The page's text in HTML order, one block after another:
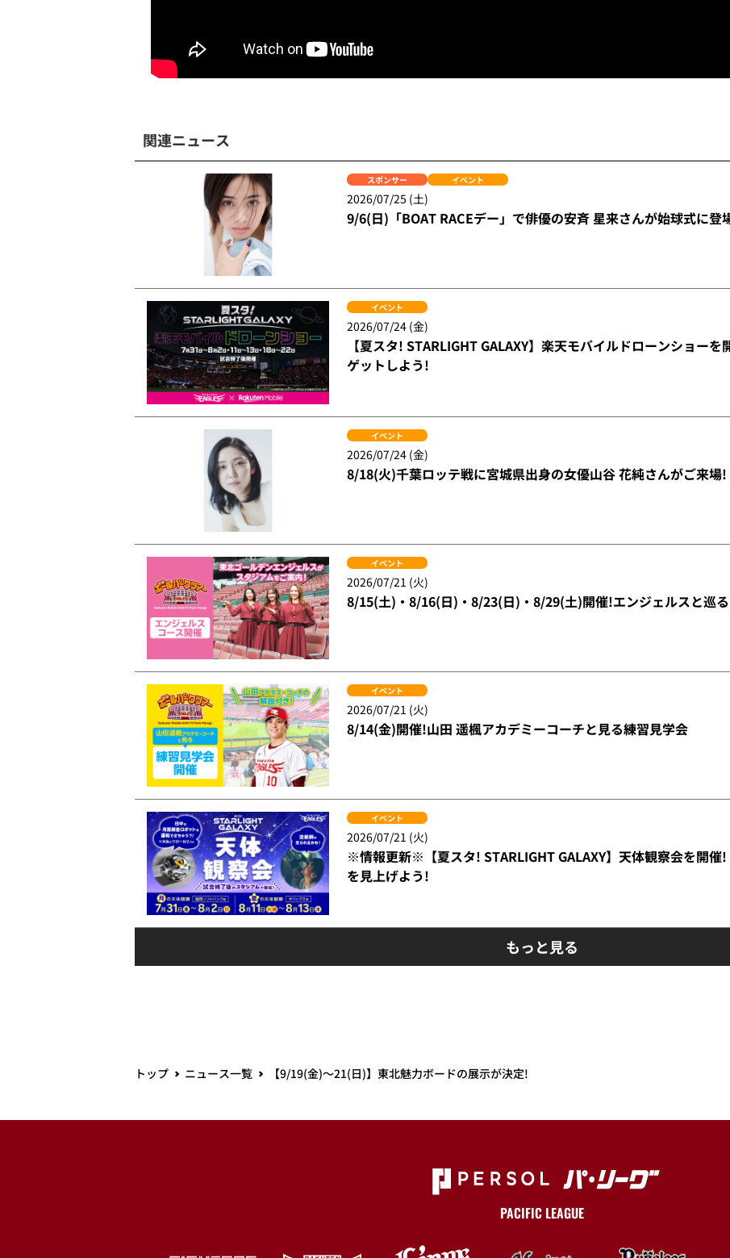
関連ニュース
スポンサー イベント
2026/07/25 (土)
9/6(日)「BOAT RACEデー」で俳優の安斉 星来さんが始球式に登
イベント
2026/07/24 (金)
【夏スタ! STARLIGHT GALAXY】楽天モバイルドローンショー
ゲットしよう!
イベント
2026/07/24 (金)
8/18(火)千葉ロッテ戦に宮城県出身の女優山谷 花純さんがご来場!
イベント
2026/07/21 (火)
8/15(土)・8/16(日)・8/23(日)・8/29(土)開催!エンジェルスと巡
イベント
2026/07/21 (火)
8/14(金)開催!山田 遥楓アカデミーコーチと見る練習見学会
イベント
2026/07/21 (火)
※情報更新※【夏スタ! STARLIGHT GALAXY】天体観察会を開催
を見上げよう!
もっと見る
トップ ニュース一覧 【9/19(金)～21(日)】東北魅力ボードの展示が決定!
PACIFIC LEAGUE